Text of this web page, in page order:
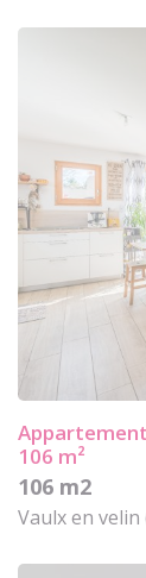
106 m²
106 m2
Vaulx en velin